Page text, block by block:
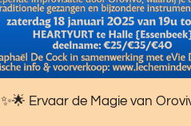
✨🌟 Ervaar de Magie van